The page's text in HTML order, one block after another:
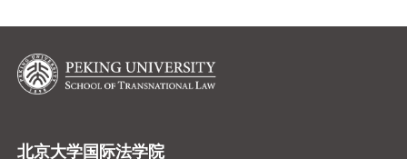
北京大学国际法学院